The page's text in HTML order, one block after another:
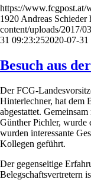
https://www.fcgpost.at/
1920 Andreas Schieder
content/uploads/2017/
31 09:23:252020-07-
Besuch aus
Der FCG-
Hinterlechner, hat dem
abgestattet.
Günther Pichler, wurde
wurden interessante
Kollegen geführt.
Der gegenseitige
Belegschaftsvertretern